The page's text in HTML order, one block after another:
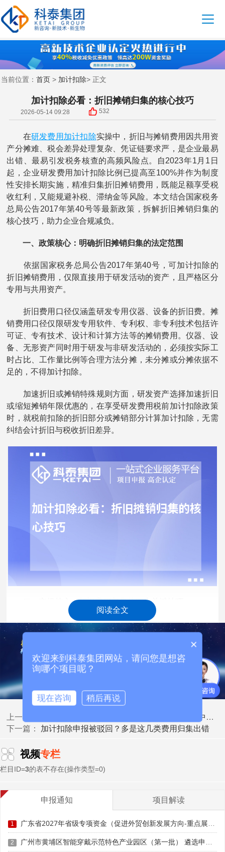
当前位置： 首页 > 加计扣除> 正文
加计扣除必看：折旧摊销归集的核心技巧
2026-05-14 09:28 532
在研发费用加计扣除实操中，折旧与摊销费用因共用资
产分摊难、税会差异处理复杂、凭证链要求严，是企业最易
出错、最易引发税务核查的高频风险点。自2023年1月1日
起，企业研发费用加计扣除比例已提高至100%并作为制度
性安排长期实施，精准归集折旧摊销费用，既能足额享受税
收红利，又能规避补税、滞纳金等风险。本文结合国家税务
总局公告2017年第40号等最新政策，拆解折旧摊销归集的
核心技巧，助力企业合规减负。
一、政策核心：明确折旧摊销归集的法定范围
依据国家税务总局公告2017年第40号，可加计扣除的
折旧摊销费用，仅限直接用于研发活动的资产，且严格区分
专用与共用资产。
折旧费用口径仅涵盖研发专用仪器、设备的折旧费。摊
销费用口径仅限研发专用软件、专利权、非专利技术包括许
可证、专有技术、设计和计算方法等的摊销费用。仪器、设
备、无形资产同时用于研发与非研发活动的，必须按实际工
时占比、工作量比例等合理方法分摊，未分摊或分摊依据不
足的，不得加计扣除。
加速折旧或摊销特殊规则方面，研发资产选择加速折旧
或缩短摊销年限优惠的，在享受研发费用税前加计扣除政策
时，就税前扣除的折旧部分或摊销部分计算加计扣除，无需
纠结会计折旧与税收折旧差异。
二、实操核心：折旧费用归集的四大关键技巧
专用资产全额归集，留存专属使用凭证。研发专用仪
器、设备仅用于研发项目不参与生产经营，其折旧费用可全
额计入研发费用加计扣除。实操中需建立研发资产台账，标
注资产名称、购入时间、用途、折旧年限、月折旧额，留存
设备采购合同、发票、验收单、固定资产折旧明细表，明确
标注研发专用。例如2026年3月购入研发专用检测设备，价
值120万元，会计按5年折旧，年折旧24万元，该24万元可
全额加计扣除。
共用资产精准分摊，筑牢证据链。研发与生产共用的仪
采用工时分摊法，按月记录设备研发工时与总工时，分摊比
例等于研发工时除以总工时乘以百分之百，留存工时记录
次数分摊法，适用于设备使用频次可量化的场景，留存工作
量统计报表、生产与研发使用记录。例如某设备月折旧10万
30%，可计入研发费用的折旧额为3万元，仅该部分可加计
扣除。
阅读全文
上一篇： 警惕！研发费用加计扣除3大高频稽查风险，中招必补税
下一篇： 加计扣除申报被驳回？多是这几类费用归集出错
视频专栏
栏目ID=3的表不存在(操作类型=0)
申报通知 项目解读
1 广东省2027年省级专项资金（促进外贸创新发展方向-重点展会和展会配套体系事项）入库申报时间、条件要求、补助奖励
2 广州市黄埔区智能穿戴示范特色产业园区（第一批） 遴选申报时间、条件要求、扶持奖励
×
欢迎来到科泰集团网站，请问您是想咨
询哪个项目呢？
现在咨询 稍后再说